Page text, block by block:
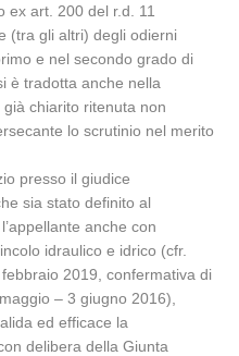
ex art. 200 del r.d. 11
(tra gli altri) degli odierni
e nel secondo grado di
è tradotta anche nella
chiarito ritenuta non
lo scrutinio nel merito
presso il giudice
sia stato definito al
anche con
idraulico e idrico (cfr.
2019, confermativa di
– 3 giugno 2016),
ed efficace la
delibera della Giunta